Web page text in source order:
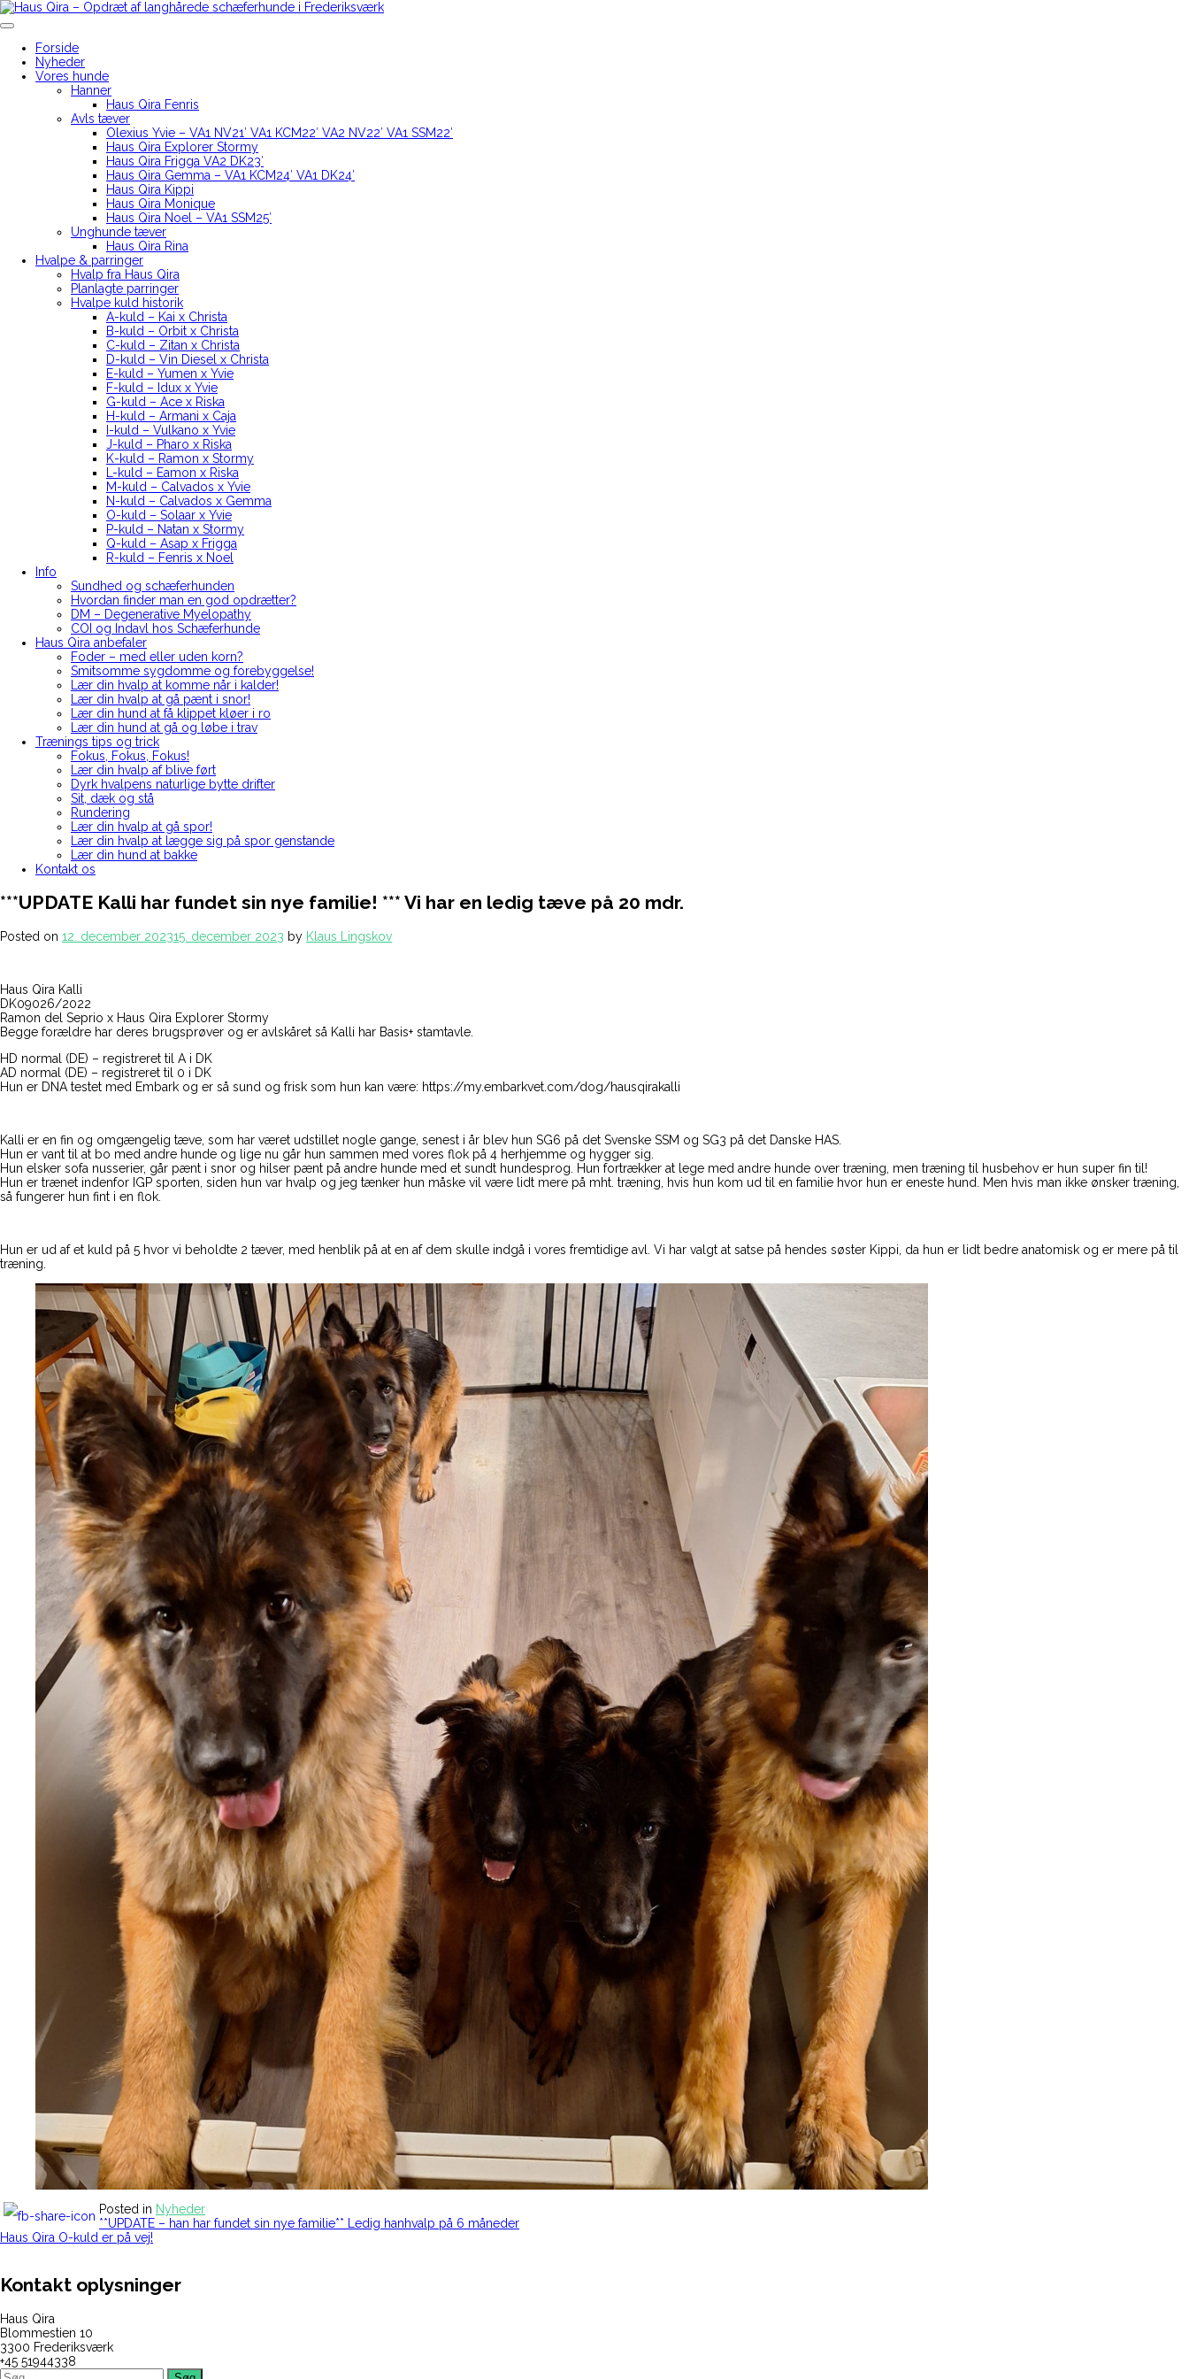
Skip
to
Forside
Nyheder
Vores hunde
Hanner
Haus Qira Fenris
Avls tæver
Olexius Yvie – VA1 NV21′ VA1 KCM22′ VA2 NV22′ VA1 SSM22′
Haus Qira Explorer Stormy
Haus Qira Frigga VA2 DK23′
Haus Qira Gemma – VA1 KCM24′ VA1 DK24′
Haus Qira Kippi
Haus Qira Monique
Haus Qira Noel – VA1 SSM25′
Unghunde tæver
Haus Qira Rina
Hvalpe & parringer
Hvalp fra Haus Qira
Planlagte parringer
Hvalpe kuld historik
A-kuld – Kai x Christa
B-kuld – Orbit x Christa
C-kuld – Zitan x Christa
D-kuld – Vin Diesel x Christa
E-kuld – Yumen x Yvie
F-kuld – Idux x Yvie
G-kuld – Ace x Riska
H-kuld – Armani x Caja
I-kuld – Vulkano x Yvie
J-kuld – Pharo x Riska
K-kuld – Ramon x Stormy
L-kuld – Eamon x Riska
M-kuld – Calvados x Yvie
N-kuld – Calvados x Gemma
O-kuld – Solaar x Yvie
P-kuld – Natan x Stormy
Q-kuld – Asap x Frigga
R-kuld – Fenris x Noel
Info
Sundhed og schæferhunden
Hvordan finder man en god opdrætter?
DM – Degenerative Myelopathy
COI og Indavl hos Schæferhunde
Haus Qira anbefaler
Foder – med eller uden korn?
Smitsomme sygdomme og forebyggelse!
Lær din hvalp at komme når i kalder!
Lær din hvalp at gå pænt i snor!
Lær din hund at få klippet kløer i ro
Lær din hund at gå og løbe i trav
Trænings tips og trick
Fokus, Fokus, Fokus!
Lær din hvalp af blive ført
Dyrk hvalpens naturlige bytte drifter
Sit, dæk og stå
Rundering
Lær din hvalp at gå spor!
Lær din hvalp at lægge sig på spor genstande
Lær din hund at bakke
Kontakt os
***UPDATE Kalli har fundet sin nye familie! *** Vi har en ledig tæve på 20 mdr.
Posted on 12. december 202315. december 2023 by Klaus Lingskov
Haus Qira Kalli
DK09026/2022
Ramon del Seprio x Haus Qira Explorer Stormy
Begge forældre har deres brugsprøver og er avlskåret så Kalli har Basis+ stamtavle.
HD normal (DE) – registreret til A i DK
AD normal (DE) – registreret til 0 i DK
Hun er DNA testet med Embark og er så sund og frisk som hun kan være: https://my.embarkvet.com/dog/hausqirakalli
Kalli er en fin og omgængelig tæve, som har været udstillet nogle gange, senest i år blev hun SG6 på det Svenske SSM og SG3 på det Danske HAS.
Hun er vant til at bo med andre hunde og lige nu går hun sammen med vores flok på 4 herhjemme og hygger sig.
Hun elsker sofa nusserier, går pænt i snor og hilser pænt på andre hunde med et sundt hundesprog. Hun fortrækker at lege med andre hunde over træning, men træning til husbehov er hun super fin til!
Hun er trænet indenfor IGP sporten, siden hun var hvalp og jeg tænker hun måske vil være lidt mere på mht. træning, hvis hun kom ud til en familie hvor hun er eneste hund. Men hvis man ikke ønsker træning,
så fungerer hun fint i en flok.
Hun er ud af et kuld på 5 hvor vi beholdte 2 tæver, med henblik på at en af dem skulle indgå i vores fremtidige avl. Vi har valgt at satse på hendes søster Kippi, da hun er lidt bedre anatomisk og er mere på til
træning.
Posted in Nyheder
Indlægsnavigation**UPDATE – han har fundet sin nye familie** Ledig hanhvalp på 6 måneder
Haus Qira O-kuld er på vej!
Kontakt oplysninger
Haus Qira
Blommestien 10
3300 Frederiksværk
+45 51944338
Søg